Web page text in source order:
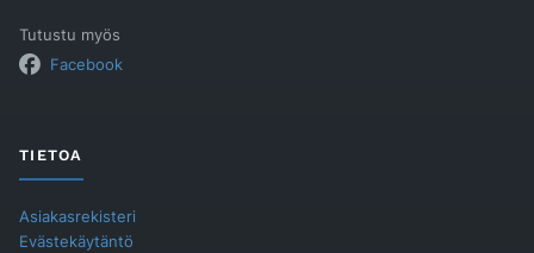
Tutustu myös
Facebook
TIETOA
Asiakasrekisteri
Evästekäytäntö